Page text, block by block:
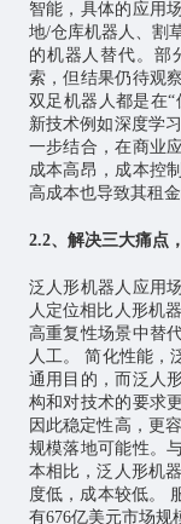
智能，具体的应用
地/仓库机器人、割
的机器人替代。部
索，但结果仍待观
双足机器人都是在
新技术例如深度学
一步结合，在商业
成本高昂，成本控
高成本也导致其租
2.2、解决三大痛点
泛人形机器人应用
人定位相比人形机
高重复性场景中替
人工。 简化性能，
通用目的，而泛人
构和对技术的要求
因此稳定性高，更
规模落地可能性。
本相比，泛人形机
度低，成本较低。
有676亿美元市场规